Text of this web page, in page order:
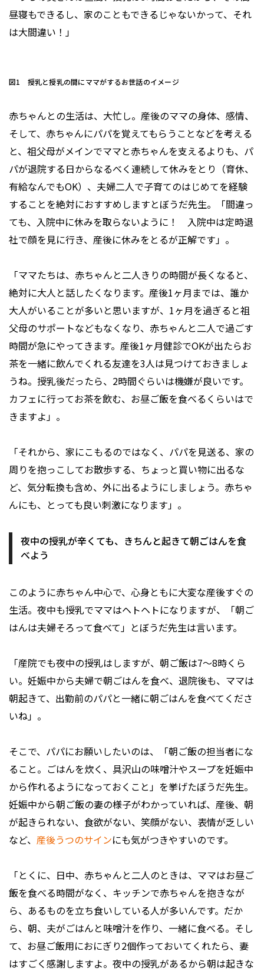
昼寝もできるし、家のこともできるじゃないかって、それ
は大間違い！」
図1 授乳と授乳の間にママがするお世話のイメージ
赤ちゃんとの生活は、大忙し。産後のママの身体、感情、
そして、赤ちゃんにパパを覚えてもらうことなどを考える
と、祖父母がメインでママと赤ちゃんを支えるよりも、パ
パが退院する日からなるべく連続して休みをとり（育休、
有給なんでもOK）、夫婦二人で子育てのはじめてを経験
することを絶対におすすめしますとぼうだ先生。「間違っ
ても、入院中に休みを取らないように！ 入院中は定時退
社で顔を見に行き、産後に休みをとるが正解です」。
「ママたちは、赤ちゃんと二人きりの時間が長くなると、
絶対に大人と話したくなります。産後1ヶ月までは、誰か
大人がいることが多いと思いますが、1ヶ月を過ぎると祖
父母のサポートなどもなくなり、赤ちゃんと二人で過ごす
時間が急にやってきます。産後1ヶ月健診でOKが出たらお
茶を一緒に飲んでくれる友達を3人は見つけておきましょ
うね。授乳後だったら、2時間ぐらいは機嫌が良いです。
カフェに行ってお茶を飲む、お昼ご飯を食べるくらいはで
きますよ」。
「それから、家にこもるのではなく、パパを見送る、家の
周りを抱っこしてお散歩する、ちょっと買い物に出るな
ど、気分転換も含め、外に出るようにしましょう。赤ちゃ
んにも、とっても良い刺激になります」。
夜中の授乳が辛くても、きちんと起きて朝ごはんを食
べよう
このように赤ちゃん中心で、心身ともに大変な産後すぐの
生活。夜中も授乳でママはヘトヘトになりますが、「朝ご
はんは夫婦そろって食べて」とぼうだ先生は言います。
「産院でも夜中の授乳はしますが、朝ご飯は7～8時くら
い。妊娠中から夫婦で朝ごはんを食べ、退院後も、ママは
朝起きて、出勤前のパパと一緒に朝ごはんを食べてくださ
いね」。
そこで、パパにお願いしたいのは、「朝ご飯の担当者にな
ること。ごはんを炊く、具沢山の味噌汁やスープを妊娠中
から作れるようになっておくこと」を挙げたぼうだ先生。
妊娠中から朝ご飯の妻の様子がわかっていれば、産後、朝
が起きられない、食欲がない、笑顔がない、表情が乏しい
など、 産後うつのサインにも気がつきやすいのです。
「とくに、日中、赤ちゃんと二人のときは、ママはお昼ご
飯を食べる時間がなく、キッチンで赤ちゃんを抱きなが
ら、あるものを立ち食いしている人が多いんです。だか
ら、朝、夫がごはんと味噌汁を作り、一緒に食べる。そし
て、お昼ご飯用におにぎり2個作っておいてくれたら、妻
はすごく感謝しますよ。夜中の授乳があるから朝は起きな